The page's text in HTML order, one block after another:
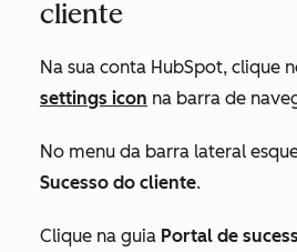
cliente
Na sua conta HubSpot, clique
settings icon na barra de
No menu da barra lateral
Sucesso do cliente.
Clique na guia Portal de